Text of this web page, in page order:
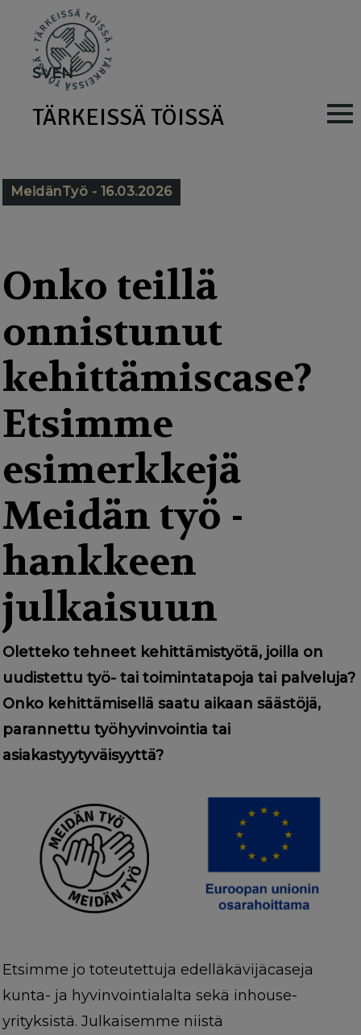
main
content
SVEN
TÄRKEISSÄ TÖISSÄ
g
a
MeidänTyö - 16.03.2026
Onko teillä
onnistunut
kehittämiscase?
Etsimme
esimerkkejä
Meidän työ -
hankkeen
julkaisuun
Oletteko tehneet kehittämistyötä, joilla on
uudistettu työ- tai toimintatapoja tai palveluja?
Onko kehittämisellä saatu aikaan säästöjä,
parannettu työhyvinvointia tai
asiakastyytyväisyyttä?
Etsimme jo toteutettuja edelläkävijäcaseja
kunta- ja hyvinvointialalta sekä inhouse-
yrityksistä. Julkaisemme niistä